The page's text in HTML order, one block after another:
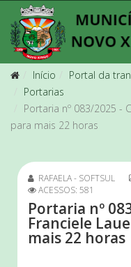
Início Portal da
Portarias
Portaria nº 083/2025 -
para mais 22 horas
RAFAELA - SOFTSUL
ACESSOS: 581
Portaria nº
Franciele
mais 22 horas